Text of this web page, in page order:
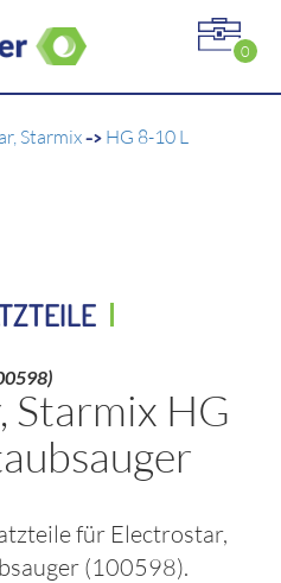
0
Starmix-> HG 8-10 L
Starmix HG
für Electrostar,
(100598).